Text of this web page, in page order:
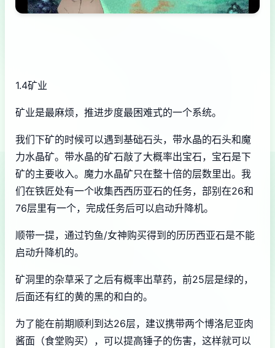
1.4矿业
矿业是最麻烦，推进步度最困难式的一个系统。
我们下矿的时候可以遇到基础石头，带水晶的石头和魔
力水晶矿。带水晶的矿石敲了大概率出宝石，宝石是下
矿的主要收入。魔力水晶矿只在整十倍的层数里出。我
们在铁匠处有一个收集西西历亚石的任务，部别在26和
76层里有一个，完成任务后可以启动升降机。
顺带一提，通过钓鱼/女神购买得到的历历西亚石是不能
启动升降机的。
矿洞里的杂草采了之后有概率出草药，前25层是绿的，
后面还有红的黄的黑的和白的。
为了能在前期顺利到达26层，建议携带两个博洛尼亚肉
酱面（食堂购买），可以提高锤子的伤害，这样就可以